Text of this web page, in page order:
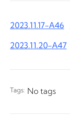
2023.11.17-А46
2023.11.20-А47
Tags: No tags